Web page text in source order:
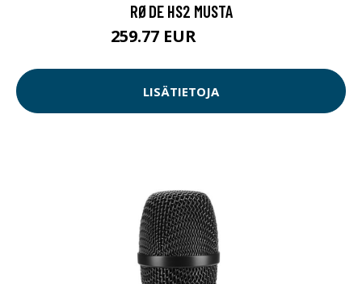
RØDE HS2 MUSTA
259.77 EUR
LISÄTIETOJA